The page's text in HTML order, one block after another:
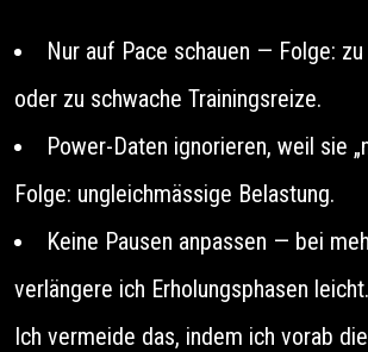
Nur auf Pace schauen — Folge:
oder zu schwache Trainingsreize.
Power-Daten ignorieren, weil sie
Folge: ungleichmässige Belastung.
Keine Pausen anpassen — bei
verlängere ich Erholungsphasen leicht.
Ich vermeide das, indem ich vorab